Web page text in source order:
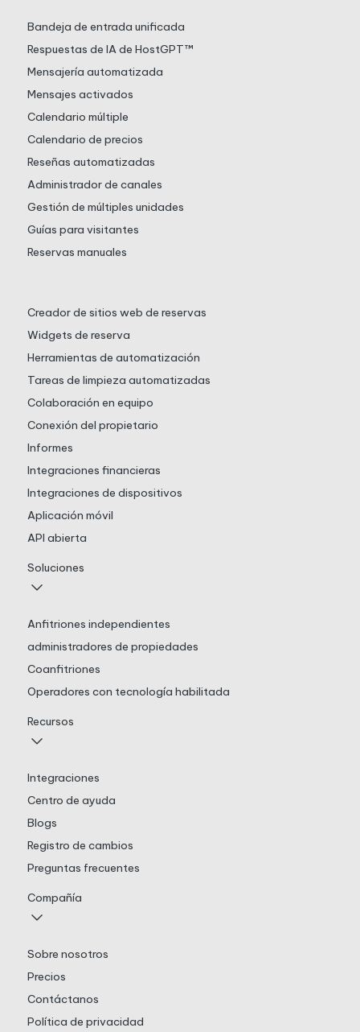
Bandeja de entrada unificada
Respuestas de IA de HostGPT™
Mensajería automatizada
Mensajes activados
Calendario múltiple
Calendario de precios
Reseñas automatizadas
Administrador de canales
Gestión de múltiples unidades
Guías para visitantes
Reservas manuales
Creador de sitios web de reservas
Widgets de reserva
Herramientas de automatización
Tareas de limpieza automatizadas
Colaboración en equipo
Conexión del propietario
Informes
Integraciones financieras
Integraciones de dispositivos
Aplicación móvil
API abierta
Soluciones
Anfitriones independientes
administradores de propiedades
Coanfitriones
Operadores con tecnología habilitada
Recursos
Integraciones
Centro de ayuda
Blogs
Registro de cambios
Preguntas frecuentes
Compañía
Sobre nosotros
Precios
Contáctanos
Política de privacidad